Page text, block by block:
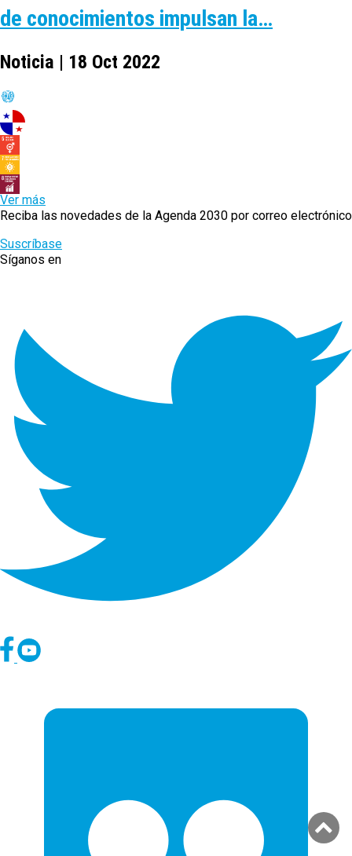
de conocimientos impulsan la…
Noticia | 18 Oct 2022
Ver más
Reciba las novedades de la Agenda 2030 por correo electrónico
Suscríbase
Síganos en